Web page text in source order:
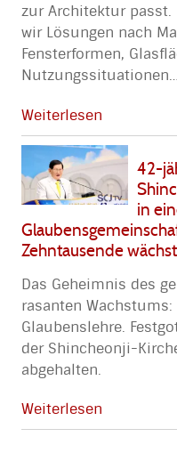
zur Architektur passt.
wir Lösungen nach
Fensterformen,
Nutzungssituationen…
Weiterlesen
42-
in
Zehntausende
Das Geheimnis des
rasanten
Glaubenslehre.
der Shincheonji-
abgehalten.
Weiterlesen